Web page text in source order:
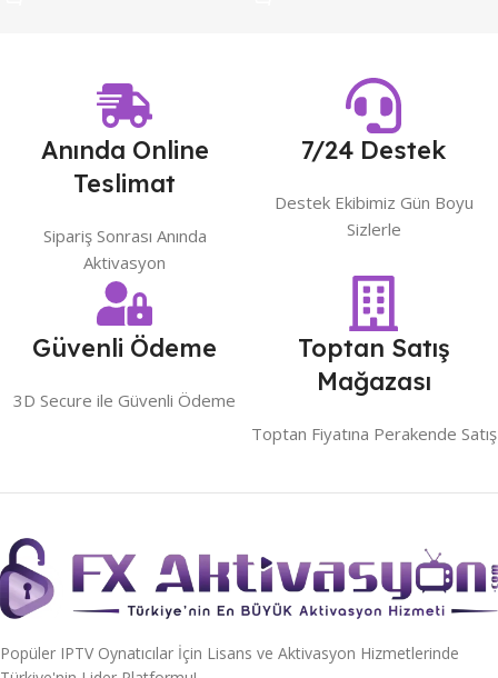
Anında Online
Teslimat
Sipariş Sonrası Anında
Aktivasyon
7/24 Destek
Destek Ekibimiz Gün Boyu
Sizlerle
Güvenli Ödeme
3D Secure ile Güvenli Ödeme
Toptan Satış
Mağazası
Toptan Fiyatına Perakende Satış
Popüler IPTV Oynatıcılar İçin Lisans ve Aktivasyon Hizmetlerinde